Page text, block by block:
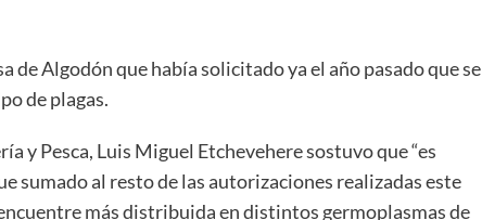
de Algodón que había solicitado ya el año pasado que se
de plagas.
y Pesca, Luis Miguel Etchevehere sostuvo que “es
sumado al resto de las autorizaciones realizadas este
más distribuida en distintos germoplasmas de